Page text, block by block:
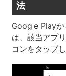
法
Google Playか
は、該当アプ
コンをタップし